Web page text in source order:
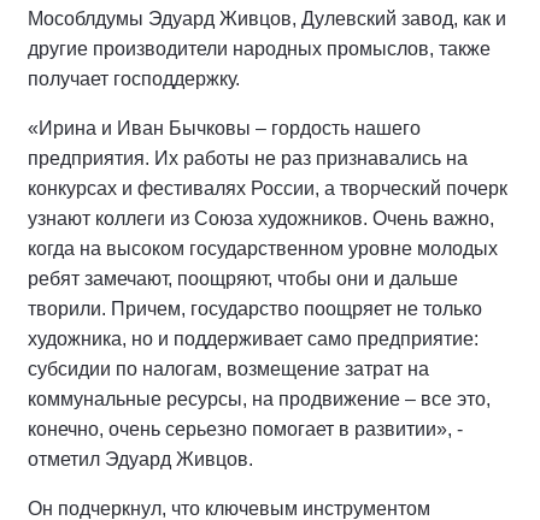
Мособлдумы Эдуард Живцов, Дулевский завод, как и
другие производители народных промыслов, также
получает господдержку.
«Ирина и Иван Бычковы – гордость нашего
предприятия. Их работы не раз признавались на
конкурсах и фестивалях России, а творческий почерк
узнают коллеги из Союза художников. Очень важно,
когда на высоком государственном уровне молодых
ребят замечают, поощряют, чтобы они и дальше
творили. Причем, государство поощряет не только
художника, но и поддерживает само предприятие:
субсидии по налогам, возмещение затрат на
коммунальные ресурсы, на продвижение – все это,
конечно, очень серьезно помогает в развитии», -
отметил Эдуард Живцов.
Он подчеркнул, что ключевым инструментом